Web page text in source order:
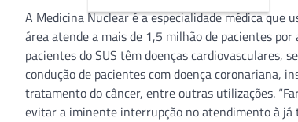
A Medicina Nuclear é a especialidade médica
área atende a mais de 1,5 milhão de pacientes
pacientes do SUS têm doenças cardiovasculares,
condução de pacientes com doença coronariana,
tratamento do câncer, entre outras utilizações.
evitar a iminente interrupção no atendimento à já